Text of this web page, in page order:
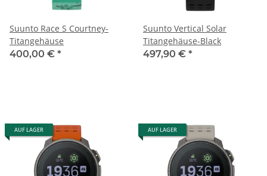
Suunto Race S Courtney-
Titangehäuse
400,00 € *
Suunto Vertical Solar
Titangehäuse-Black
497,90 € *
AUF LAGER AUF LAGER